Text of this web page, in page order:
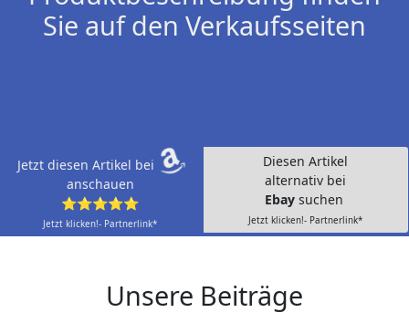
Sie auf den Verkaufsseiten
Jetzt diesen Artikel bei
anschauen
⭐⭐⭐⭐⭐
Jetzt klicken!- Partnerlink*
Diesen Artikel
alternativ bei
Ebay suchen
Jetzt klicken!- Partnerlink*
Unsere Beiträge